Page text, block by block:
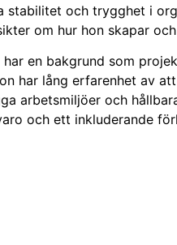
stabilitet och trygghet i
om hur hon skapar
har en bakgrund som
har lång erfarenhet av
arbetsmiljöer och
och ett inkluderande